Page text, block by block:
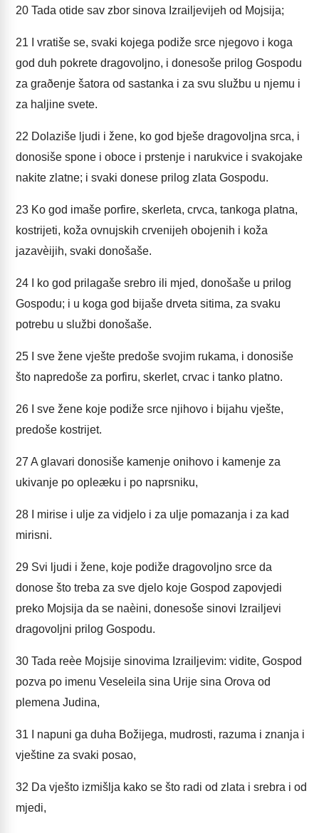
20 Tada otide sav zbor sinova Izrailjevijeh od Mojsija;
21 I vratiše se, svaki kojega podiže srce njegovo i koga
god duh pokrete dragovoljno, i donesoše prilog Gospodu
za graðenje šatora od sastanka i za svu službu u njemu i
za haljine svete.
22 Dolaziše ljudi i žene, ko god bješe dragovoljna srca, i
donosiše spone i oboce i prstenje i narukvice i svakojake
nakite zlatne; i svaki donese prilog zlata Gospodu.
23 Ko god imaše porfire, skerleta, crvca, tankoga platna,
kostrijeti, koža ovnujskih crvenijeh obojenih i koža
jazavèijih, svaki donošaše.
24 I ko god prilagaše srebro ili mjed, donošaše u prilog
Gospodu; i u koga god bijaše drveta sitima, za svaku
potrebu u službi donošaše.
25 I sve žene vješte predoše svojim rukama, i donosiše
što napredoše za porfiru, skerlet, crvac i tanko platno.
26 I sve žene koje podiže srce njihovo i bijahu vješte,
predoše kostrijet.
27 A glavari donosiše kamenje onihovo i kamenje za
ukivanje po opleæku i po naprsniku,
28 I mirise i ulje za vidjelo i za ulje pomazanja i za kad
mirisni.
29 Svi ljudi i žene, koje podiže dragovoljno srce da
donose što treba za sve djelo koje Gospod zapovjedi
preko Mojsija da se naèini, donesoše sinovi Izrailjevi
dragovoljni prilog Gospodu.
30 Tada reèe Mojsije sinovima Izrailjevim: vidite, Gospod
pozva po imenu Veseleila sina Urije sina Orova od
plemena Judina,
31 I napuni ga duha Božijega, mudrosti, razuma i znanja i
vještine za svaki posao,
32 Da vješto izmišlja kako se što radi od zlata i srebra i od
mjedi,